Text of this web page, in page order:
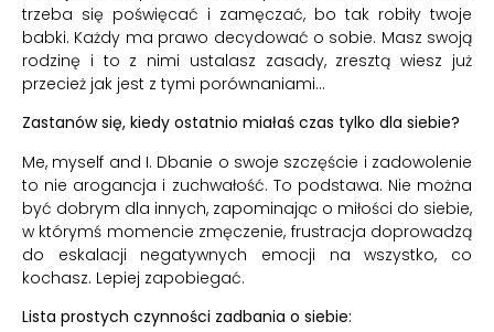
trzeba się poświęcać i zamęczać, bo tak robiły twoje
babki. Każdy ma prawo decydować o sobie. Masz swoją
rodzinę i to z nimi ustalasz zasady, zresztą wiesz już
przecież jak jest z tymi porównaniami…
Zastanów się, kiedy ostatnio miałaś czas tylko dla siebie?
Me, myself and I. Dbanie o swoje szczęście i zadowolenie
to nie arogancja i zuchwałość. To podstawa. Nie można
być dobrym dla innych, zapominając o miłości do siebie,
w którymś momencie zmęczenie, frustracja doprowadzą
do eskalacji negatywnych emocji na wszystko, co
kochasz. Lepiej zapobiegać.
Lista prostych czynności zadbania o siebie: